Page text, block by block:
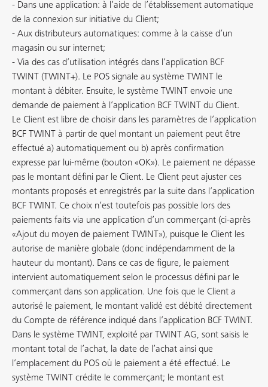
- Dans une application: à l’aide de l’établissement automatique
de la connexion sur initiative du Client;
- Aux distributeurs automatiques: comme à la caisse d’un
magasin ou sur internet;
- Via des cas d’utilisation intégrés dans l’application BCF
TWINT (TWINT+). Le POS signale au système TWINT le
montant à débiter. Ensuite, le système TWINT envoie une
demande de paiement à l’application BCF TWINT du Client.
Le Client est libre de choisir dans les paramètres de l’application
BCF TWINT à partir de quel montant un paiement peut être
effectué a) automatiquement ou b) après confirmation
expresse par lui-même (bouton «OK»). Le paiement ne dépasse
pas le montant défini par le Client. Le Client peut ajuster ces
montants proposés et enregistrés par la suite dans l’application
BCF TWINT. Ce choix n’est toutefois pas possible lors des
paiements faits via une application d’un commerçant (ci-après
«Ajout du moyen de paiement TWINT»), puisque le Client les
autorise de manière globale (donc indépendamment de la
hauteur du montant). Dans ce cas de figure, le paiement
intervient automatiquement selon le processus défini par le
commerçant dans son application. Une fois que le Client a
autorisé le paiement, le montant validé est débité directement
du Compte de référence indiqué dans l’application BCF TWINT.
Dans le système TWINT, exploité par TWINT AG, sont saisis le
montant total de l’achat, la date de l’achat ainsi que
l’emplacement du POS où le paiement a été effectué. Le
système TWINT crédite le commerçant; le montant est